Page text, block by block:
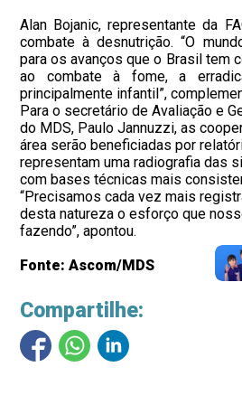
Alan Bojanic, representante da
combate à desnutrição. “O
para os avanços que o Brasil tem
ao combate à fome, a
principalmente infantil”,
Para o secretário de Avaliação e
do MDS, Paulo Jannuzzi, as
área serão beneficiadas por
representam uma radiografia das
com bases técnicas mais
“Precisamos cada vez mais
desta natureza o esforço que
fazendo”, apontou.
Fonte: Ascom/MDS
Compartilhe: